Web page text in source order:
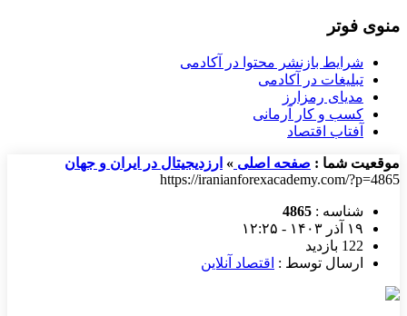
منوی فوتر
شرایط بازنشر محتوا در آکادمی
تبلیغات در آکادمی
مدیای رمزارز
کسب و کار آرمانی
آفتاب اقتصاد
موقعیت شما : صفحه اصلی » ارزدیجیتال در ایران و جهان
https://iranianforexacademy.com/?p=4865
شناسه : 4865
۱۹ آذر ۱۴۰۳ - ۱۲:۲۵
122 بازدید
ارسال توسط : اقتصاد آنلاین